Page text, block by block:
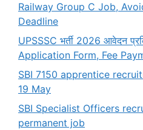
Railway Group C Job,
Deadline
UPSSSC भर्ती 2026 आवेदन
Application Form, Fee
SBI 7150 apprentice
19 May
SBI Specialist Officers
permanent job